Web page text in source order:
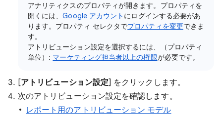
アナリティクスのプロパティが開きます。プロパティを
開くには、Google アカウント にログインする必要があ
ります。プロパティ セレクタでプロパティを変更できま
す。
アトリビューション設定を選択するには、（プロパティ
単位）: マーケティング担当者以上の権限が必要です。
[アトリビューション設定] をクリックします。
次のアトリビューション設定を確認します。
レポート用のアトリビューション モデル